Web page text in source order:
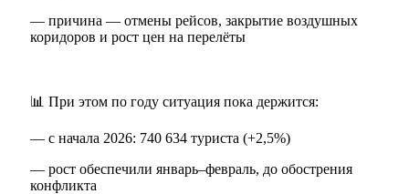
— причина — отмены рейсов, закрытие воздушных
коридоров и рост цен на перелёты
📊 При этом по году ситуация пока держится:
— с начала 2026: 740 634 туриста (+2,5%)
— рост обеспечили январь–февраль, до обострения
конфликта